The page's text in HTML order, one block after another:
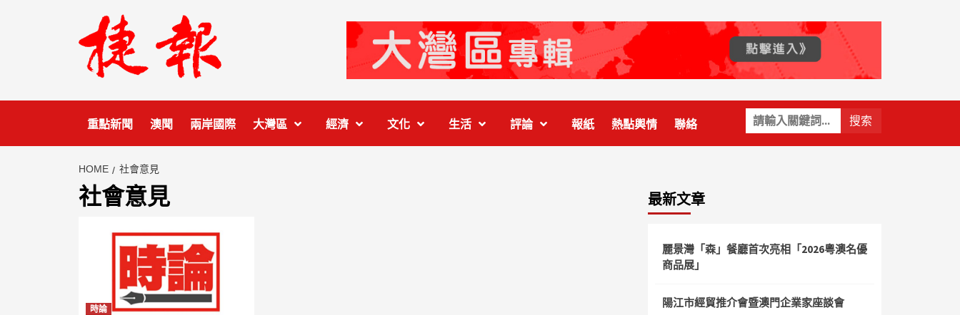
關
鍵
字:
重點新聞 澳聞 兩岸國際 大灣區 經濟 文化 生活 評論 報紙 熱點輿情 聯絡
HOME 社會意見
社會意見
時論
最新文章
麗景灣「森」餐廳首次亮相「2026粵澳名優
商品展」
陽江市經貿推介會暨澳門企業家座談會